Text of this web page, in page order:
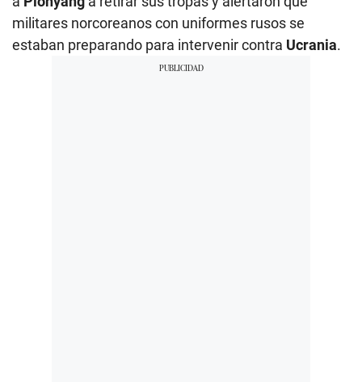
militares norcoreanos con uniformes rusos se
estaban preparando para intervenir contra Ucrania.